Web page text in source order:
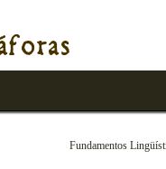
Fundamentos